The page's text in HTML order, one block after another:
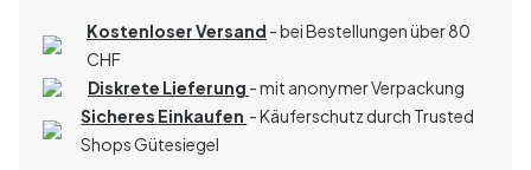
Kostenloser Versand - bei Bestellungen über 80
CHF
Diskrete Lieferung - mit anonymer Verpackung
Sicheres Einkaufen - Käuferschutz durch Trusted
Shops Gütesiegel